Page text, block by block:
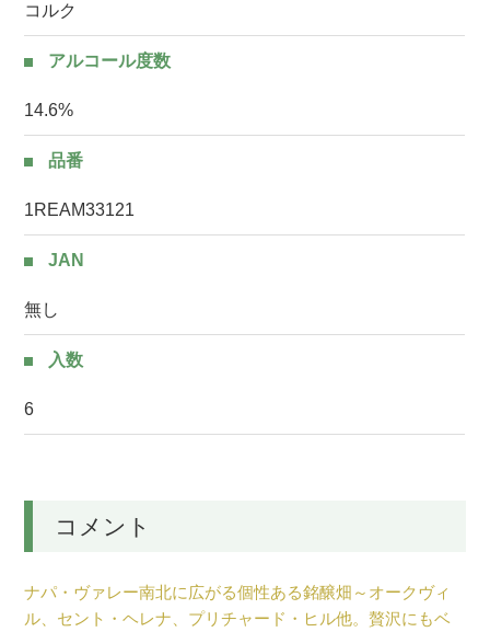
コルク
アルコール度数
14.6%
品番
1REAM33121
JAN
無し
入数
6
コメント
ナパ・ヴァレー南北に広がる個性ある銘醸畑～オークヴィ
ル、セント・ヘレナ、プリチャード・ヒル他。贅沢にもベ